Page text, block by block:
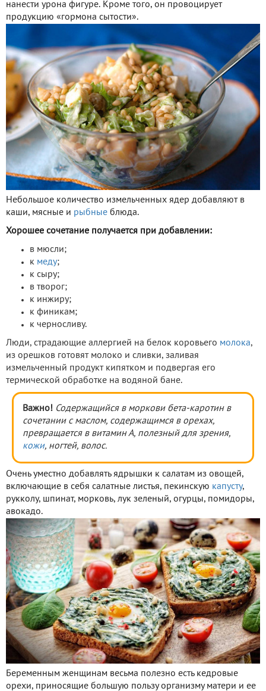
нанести урона фигуре. Кроме того, он провоцирует
продукцию «гормона сытости».
Небольшое количество измельченных ядер добавляют в
каши, мясные и рыбные блюда.
Хорошее сочетание получается при добавлении:
в мюсли;
к меду;
к сыру;
в творог;
к инжиру;
к финикам;
к черносливу.
Люди, страдающие аллергией на белок коровьего молока,
из орешков готовят молоко и сливки, заливая
измельченный продукт кипятком и подвергая его
термической обработке на водяной бане.
Важно! Содержащийся в моркови бета-каротин в
сочетании с маслом, содержащимся в орехах,
превращается в витамин А, полезный для зрения,
кожи, ногтей, волос.
Очень уместно добавлять ядрышки к салатам из овощей,
включающие в себя салатные листья, пекинскую капусту,
рукколу, шпинат, морковь, лук зеленый, огурцы, помидоры,
авокадо.
Беременным женщинам весьма полезно есть кедровые
орехи, приносящие большую пользу организму матери и ее